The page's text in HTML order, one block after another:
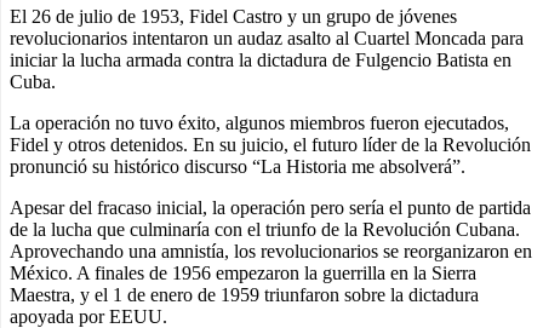
El 26 de julio de 1953, Fidel Castro y un grupo de jóvenes
revolucionarios intentaron un audaz asalto al Cuartel Moncada para
iniciar la lucha armada contra la dictadura de Fulgencio Batista en
Cuba.
La operación no tuvo éxito, algunos miembros fueron ejecutados,
Fidel y otros detenidos. En su juicio, el futuro líder de la Revolución
pronunció su histórico discurso “La Historia me absolverá”.
Apesar del fracaso inicial, la operación pero sería el punto de partida
de la lucha que culminaría con el triunfo de la Revolución Cubana.
Aprovechando una amnistía, los revolucionarios se reorganizaron en
México. A finales de 1956 empezaron la guerrilla en la Sierra
Maestra, y el 1 de enero de 1959 triunfaron sobre la dictadura
apoyada por EEUU.